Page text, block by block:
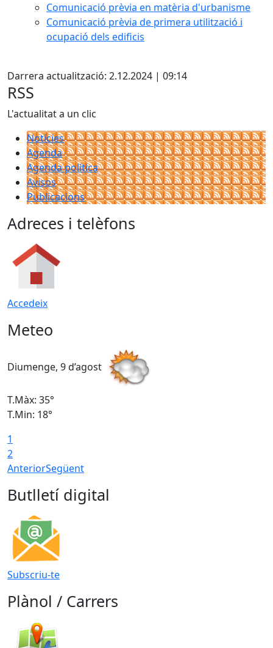
Comunicació prèvia en matèria d'urbanisme
Comunicació prèvia de primera utilització i
ocupació dels edificis
Darrera actualització: 2.12.2024 | 09:14
RSS
L'actualitat a un clic
Notícies
Agenda
Agenda política
Avisos
Publicacions
Adreces i telèfons
Accedeix
Meteo
Diumenge, 9 d’agost
T.Màx: 35°
T.Min: 18°
1
2
AnteriorSegüent
Butlletí digital
Subscriu-te
Plànol / Carrers